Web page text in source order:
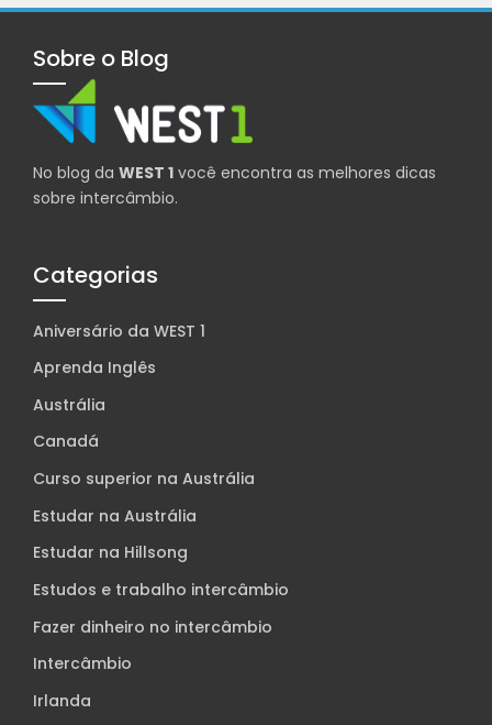
Sobre o Blog
No blog da WEST 1 você encontra as melhores dicas
sobre intercâmbio.
Categorias
Aniversário da WEST 1
Aprenda Inglês
Austrália
Canadá
Curso superior na Austrália
Estudar na Austrália
Estudar na Hillsong
Estudos e trabalho intercâmbio
Fazer dinheiro no intercâmbio
Intercâmbio
Irlanda